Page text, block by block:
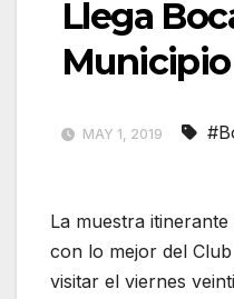
Llega
MAY 1, 2019
La muestra
con lo mejor del
visitar el viernes